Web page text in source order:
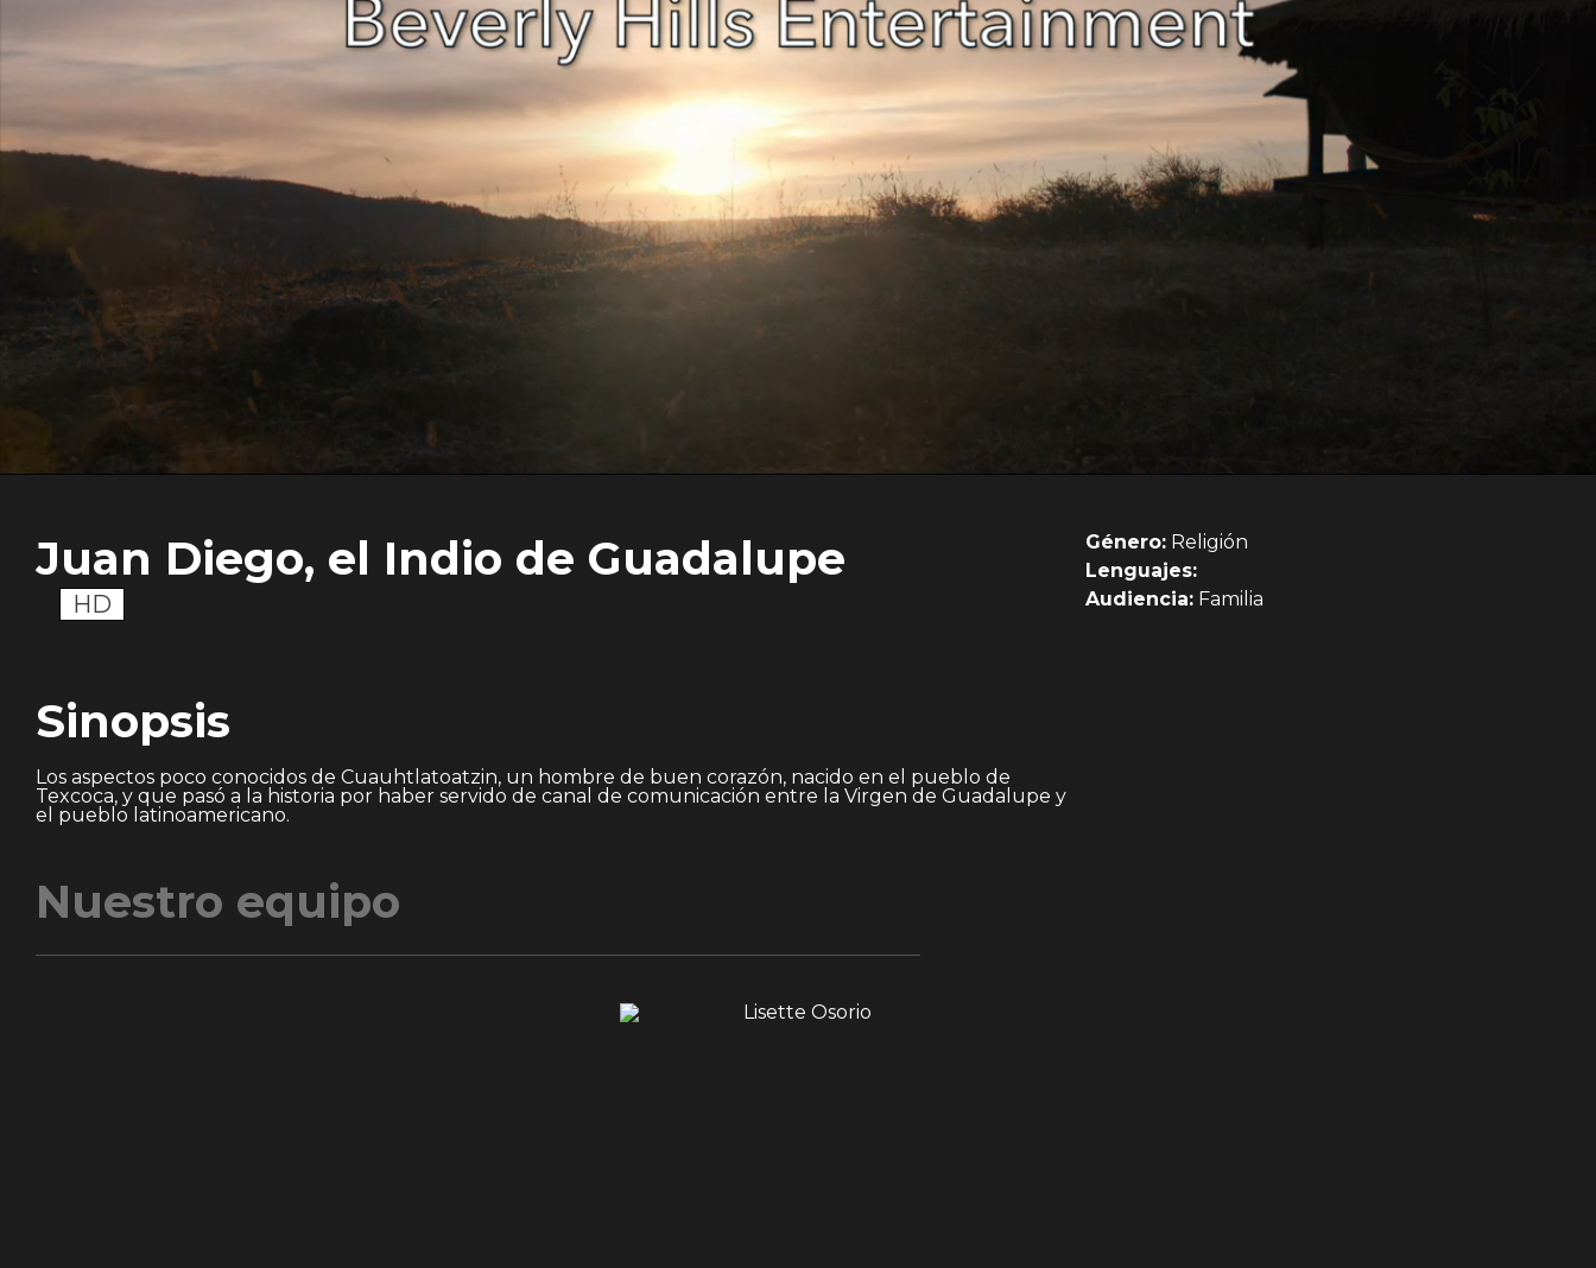
Juan Diego, el Indio de Guadalupe
HD
Género: Religión
Lenguajes:
Audiencia: Familia
Sinopsis
Los aspectos poco conocidos de Cuauhtlatoatzin, un hombre de buen corazón, nacido en el pueblo de
Texcoca, y que pasó a la historia por haber servido de canal de comunicación entre la Virgen de Guadalupe y
el pueblo latinoamericano.
Nuestro equipo